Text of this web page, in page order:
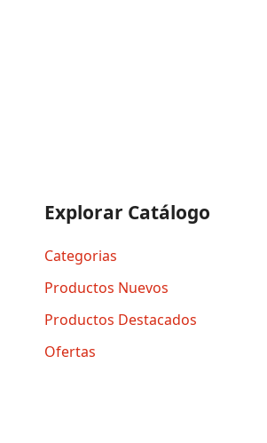
Explorar Catálogo
Categorias
Productos Nuevos
Productos Destacados
Ofertas